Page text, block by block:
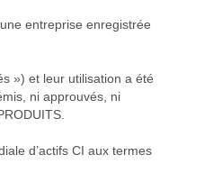
entreprise enregistrée
») et leur utilisation a été
ni approuvés, ni
d’actifs CI aux termes